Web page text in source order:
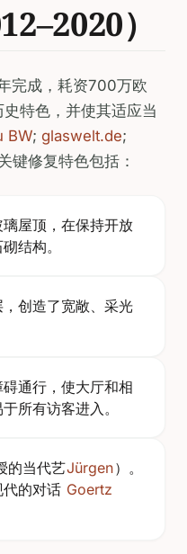
）
完成，耗资700万欧
特色，并使其适应当
BW; glaswelt.de;
键修复特色包括：
屋顶，在保持开放
结构。
创造了宽敞、采光
通行，使大厅和相
所有访客进入。
的当代艺
的对话
Jürgen
Goertz
）。